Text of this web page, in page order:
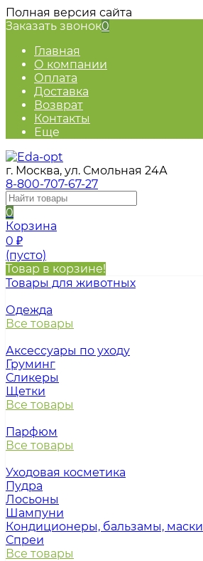
Полная версия сайта
Заказать звонок0
Главная
О компании
Оплата
Доставка
Возврат
Контакты
Еще
г. Москва, ул. Смольная 24А
8-800-707-67-27
0
Корзина
0 ₽
(пусто)
Товар в корзине!
Товары для животных
Одежда
Все товары
Аксессуары по уходу
Груминг
Сликеры
Щетки
Все товары
Парфюм
Все товары
Уходовая косметика
Пудра
Лосьоны
Шампуни
Кондиционеры, бальзамы, маски
Спреи
Все товары